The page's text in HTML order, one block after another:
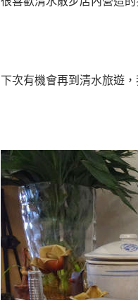
下次有機會再到清水旅遊